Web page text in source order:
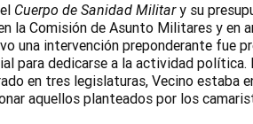
Cuerpo de Sanidad Military su
la Comisión de Asunto Militares y en
una intervención preponderante fue
para dedicarse a la actividad
en tres legislaturas, Vecino estaba
aquellos planteados por los